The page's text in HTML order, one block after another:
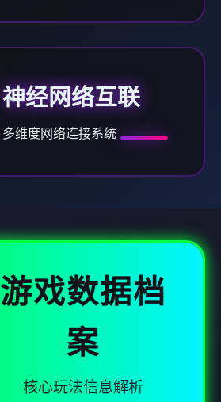
神经网络互联
多维度网络连接系统
游戏数据档
案
核心玩法信息解析